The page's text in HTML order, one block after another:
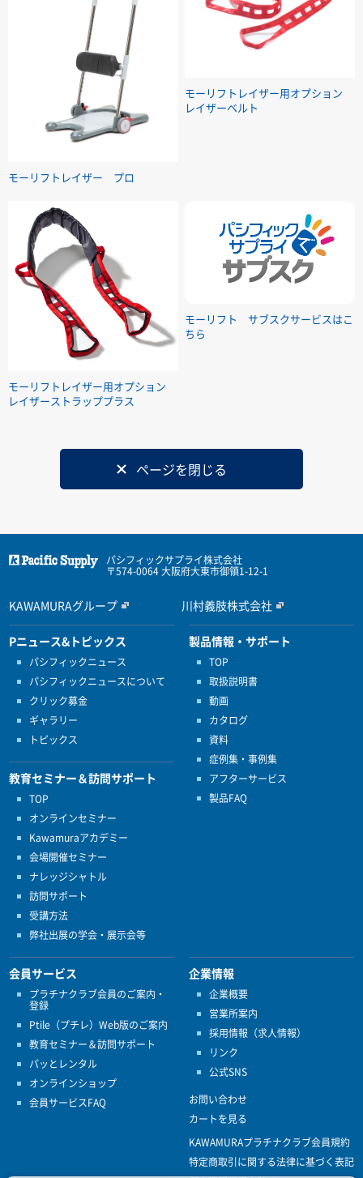
モーリフトレイザー プロ
モーリフトレイザー用オプション
レイザーベルト
モーリフトレイザー用オプション
レイザーストラッププラス
モーリフト サブスクサービスはこ
ちら
ページを閉じる
パシフィックサプライ株式会社
〒574-0064 大阪府大東市御領1-12-1
KAWAMURAグループ 川村義肢株式会社
Pニュース&トピックス
パシフィックニュース
パシフィックニュースについて
クリック募金
ギャラリー
トピックス
教育セミナー＆訪問サポート
TOP
オンラインセミナー
Kawamuraアカデミー
会場開催セミナー
ナレッジシャトル
訪問サポート
受講方法
弊社出展の学会・展示会等
製品情報・サポート
TOP
取扱説明書
動画
カタログ
資料
症例集・事例集
アフターサービス
製品FAQ
会員サービス
プラチナクラブ会員のご案内・
登録
Ptile（プチレ）Web版のご案内
教育セミナー＆訪問サポート
パッとレンタル
オンラインショップ
会員サービスFAQ
企業情報
企業概要
営業所案内
採用情報（求人情報）
リンク
公式SNS
お問い合わせ
カートを見る
KAWAMURAプラチナクラブ会員規約
特定商取引に関する法律に基づく表記